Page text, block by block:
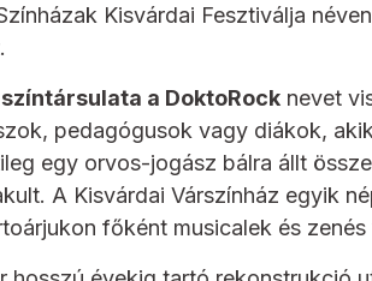
Kisvárdai Fesztiválja
a DoktoRock nevet
pedagógusok vagy diákok,
egy orvos-jogász bálra állt
A Kisvárdai Várszínház egyik
főként musicalek és